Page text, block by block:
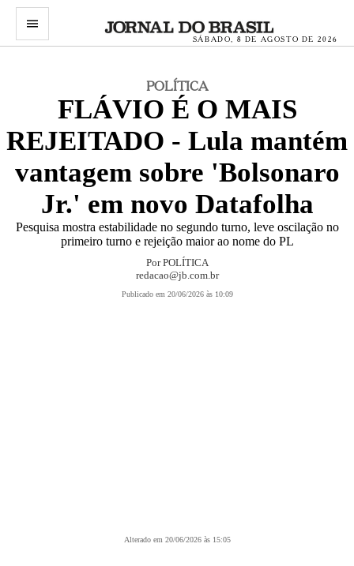
menu
SÁBADO, 8 DE AGOSTO DE 2026
POLÍTICA
FLÁVIO É O MAIS
REJEITADO - Lula mantém
vantagem sobre 'Bolsonaro
Jr.' em novo Datafolha
Pesquisa mostra estabilidade no segundo turno, leve oscilação no
primeiro turno e rejeição maior ao nome do PL
PorPOLÍTICA
redacao@jb.com.br
Publicado em 20/06/2026 às 10:09
Alterado em 20/06/2026 às 15:05